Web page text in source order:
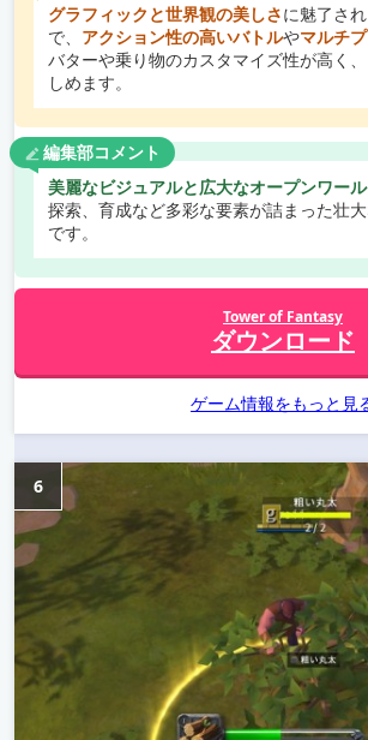
グラフィックと世界観の美しさに魅了さ
で、 アクション性の高いバトルやマルチ
バターや乗り物のカスタマイズ性が高く
しめます。
編集部コメント
美麗なビジュアルと広大なオープンワー
探索、育成など多彩な要素が詰まった壮
です。
Tower of Fantasy
ダウンロード
ゲーム情報をもっと見
6